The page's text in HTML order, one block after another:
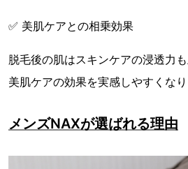
✅ 美肌ケアとの相乗効果
脱毛後の肌はスキンケアの浸透力
美肌ケアの効果を実感しやすくなり
メンズNAXが選ばれる理由